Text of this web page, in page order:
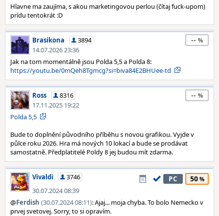
Hlavne ma zaujíma, s akou marketingovou perlou (čítaj fuck-upom)
prídu tentokrát :D
Brasikona
3894
14.07.2026 23:36
--
Jak na tom momentálně jsou Polda 5,5 a Polda 8:
https://youtu.be/0mQeh8Tgmcg?si=biva84E2BHUee-td
Ross
8316
17.11.2025 19:22
--
Polda 5,5
Bude to doplnění původního příběhu s novou grafikou. Vyjde v
půlce roku 2026. Hra má nových 10 lokací a bude se prodávat
samostatně. Předplatitelé Poldy 8 jej budou mít zdarma.
Vivaldi
3746
30.07.2024 08:39
PC 50
@Ferdish (30.07.2024 08:11): Ajaj... moja chyba. To bolo Nemecko v
prvej svetovej. Sorry, to si opravím.